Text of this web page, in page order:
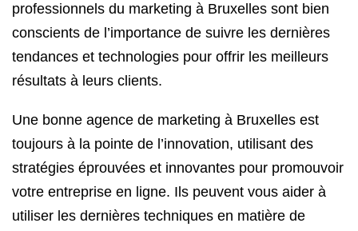
professionnels du marketing à Bruxelles sont bien
conscients de l’importance de suivre les dernières
tendances et technologies pour offrir les meilleurs
résultats à leurs clients.
Une bonne agence de marketing à Bruxelles est
toujours à la pointe de l’innovation, utilisant des
stratégies éprouvées et innovantes pour promouvoir
votre entreprise en ligne. Ils peuvent vous aider à
utiliser les dernières techniques en matière de